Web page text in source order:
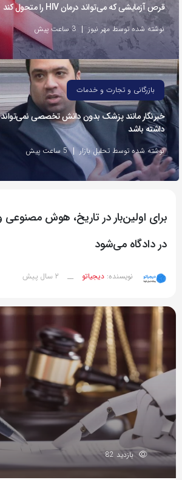
دوستان
خود
به
اشتراک
بگذارید.
کپی
لینک
قرص آزمایشی که می‌تواند درمان HIV را متحول کند
نوشته شده توسط مهر نیوز 3 ساعت پیش
بازرگانی و تجارت و خدمات
خبرنگار مانند پزشک بدون دانش تخصصی
داشته باشد
نوشته شده توسط تحلیل بازار 5 ساعت پیش
برای اولین‌بار در تاریخ، هوش
در دادگاه می‌شود
نویسنده: دیجیاتو __ 2 سال پیش
بازدید 82